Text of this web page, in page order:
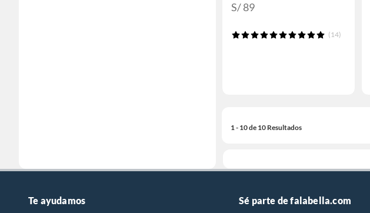
S/ 89
(14)
1 - 10 de 10 Resultados
Te ayudamos Sé parte de falabella.com